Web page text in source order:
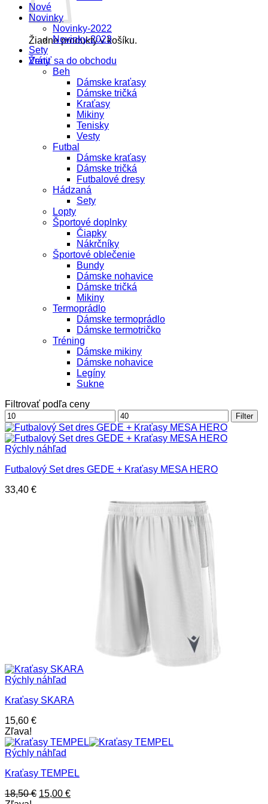
Žiadne produkty v košíku.
Vrátiť sa do obchodu
Nové
Novinky
Novinky-2022
Novinky-2023
Sety
Ženy
Beh
Dámske kraťasy
Dámske tričká
Kraťasy
Mikiny
Tenisky
Vesty
Futbal
Dámske kraťasy
Dámske tričká
Futbalové dresy
Hádzaná
Sety
Lopty
Športové doplnky
Čiapky
Nákrčníky
Športové oblečenie
Bundy
Dámske nohavice
Dámske tričká
Mikiny
Termoprádlo
Dámske termoprádlo
Dámske termotričko
Tréning
Dámske mikiny
Dámske nohavice
Legíny
Sukne
Filtrovať podľa ceny
Minimálna
cena
Maximálna
cena
Filter
Rýchly náhľad
Futbalový Set dres GEDE + Kraťasy MESA HERO
33,40 €
Rýchly náhľad
Kraťasy SKARA
15,60 €
Zľava!
Rýchly náhľad
Kraťasy TEMPEL
18,50€ Pôvodná
15,00 €Aktuálna